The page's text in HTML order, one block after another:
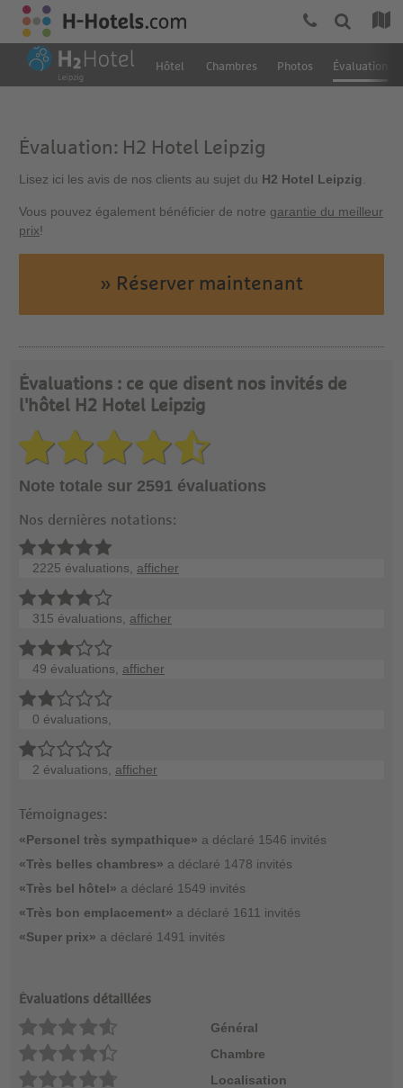
Hôtel Chambres Photos Évaluation
Évaluation: H2 Hotel Leipzig
Lisez ici les avis de nos clients au sujet du H2 Hotel Leipzig
Vous pouvez également bénéficier de notre garantie du meilleur
prix!
» Réserver maintenant
Évaluations : ce que disent nos invités de
l'hôtel H2 Hotel Leipzig
Note totale sur 2591 évaluations
Nos dernières notations:
2225 évaluations, afficher
315 évaluations, afficher
49 évaluations, afficher
0 évaluations,
2 évaluations, afficher
Témoignages:
«Personel très sympathique» a déclaré 1546 invités
«Très belles chambres» a déclaré 1478 invités
«Très bel hôtel» a déclaré 1549 invités
«Très bon emplacement» a déclaré 1611 invités
«Super prix» a déclaré 1491 invités
Évaluations détaillées
Général
Chambre
Localisation